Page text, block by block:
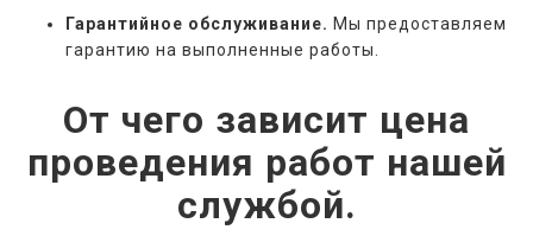
Гарантийное обслуживание. Мы предоставляем
гарантию на выполненные работы.
От чего зависит цена
проведения работ нашей
службой.